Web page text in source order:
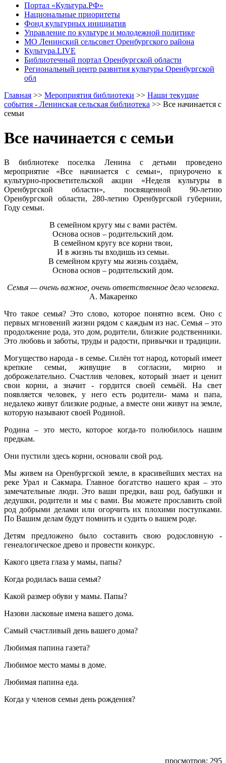
Портал «Культура.РФ»
Национальные приоритеты
Фонд культурных инициатив
Управление по культуре и молодежной политике
МО Ленинский сельсовет Оренбургского района
Культура.LIVE
Библиотечный портал Оренбургской области
Региональный центр развития культуры Оренбургской
обл
Главная >> Мероприятия библиотеки >> Наши текущие
события - Ленинская сельская библиотека >> Все начинается с
семьи
Все начинается с семьи
В библиотеке поселка Ленина с детьми проведено
мероприятие «Все начинается с семьи», приурочено к
культурно-просветительской акции «Неделя культуры в
Оренбургской области», посвященной 90-летию
Оренбургской области, 280-летию Оренбургской губернии,
Году семьи.
В семейном кругу мы с вами растём.
Основа основ – родительский дом.
В семейном кругу все корни твои,
И в жизнь ты входишь из семьи.
В семейном кругу мы жизнь создаём,
Основа основ – родительский дом.
Семья — очень важное, очень ответственное дело человека.
А. Макаренко
Что такое семья? Это слово, которое понятно всем. Оно с
первых мгновений жизни рядом с каждым из нас. Семья – это
продолжение рода, это дом, родители, близкие родственники.
Это любовь и заботы, труды и радости, привычки и традиции.
Могущество народа - в семье. Силён тот народ, который имеет
крепкие семьи, живущие в согласии, мирно и
доброжелательно. Счастлив человек, который знает и ценит
свои корни, а значит - гордится своей семьёй. На свет
появляется человек, у него есть родители- мама и папа,
недалеко живут близкие родные, а вместе они живут на земле,
которую называют своей Родиной.
Родина – это место, которое когда-то полюбилось нашим
предкам.
Они пустили здесь корни, основали свой род.
Мы живем на Оренбургской земле, в красивейших местах на
реке Урал и Сакмара. Главное богатство нашего края – это
замечательные люди. Это ваши предки, ваш род, бабушки и
дедушки, родители и мы с вами. Вы можете прославить свой
род добрыми делами или огорчить их плохими поступками.
По Вашим делам будут помнить и судить о вашем роде.
Детям предложено было составить свою родословную -
генеалогическое древо и провести конкурс.
Какого цвета глаза у мамы, папы?
Когда родилась ваша семья?
Какой размер обуви у мамы. Папы?
Назови ласковые имена вашего дома.
Самый счастливый день вашего дома?
Любимая папина газета?
Любимое место мамы в доме.
Любимая папина еда.
Когда у членов семьи день рождения?
просмотров: 295